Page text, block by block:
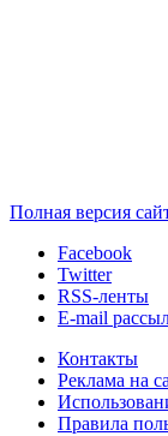
Полная версия
Facebook
Twitter
RSS-ленты
E-mail
Контакты
Реклама на
Правила